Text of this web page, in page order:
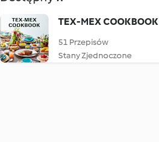
TEX-MEX COOKBOOK
51 Przepisów
Stany Zjednoczone